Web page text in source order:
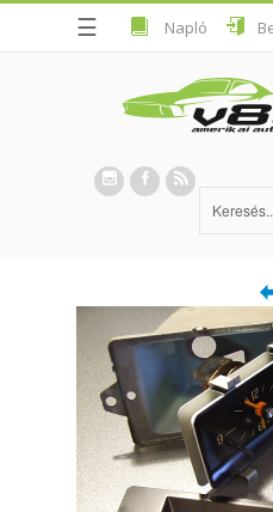
☰ Napló